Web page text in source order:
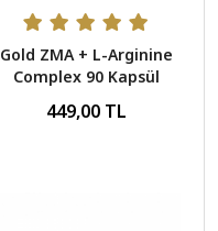
Gold ZMA + L-Arginine
Complex 90 Kapsül
449,00 TL